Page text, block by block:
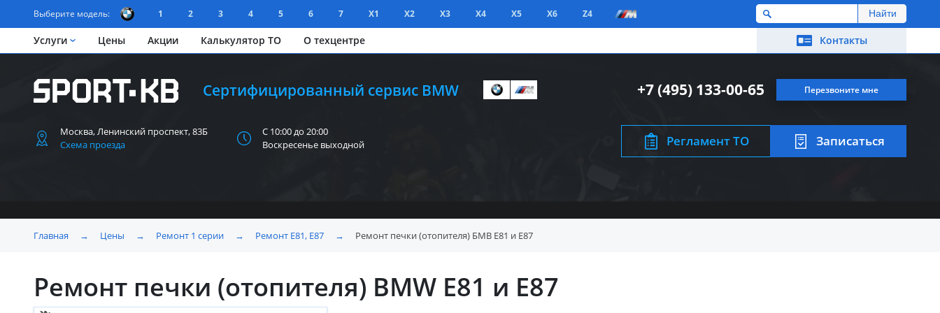
Выберите модель: 1 2 3 4 5 6 7 X1 X2 X3 X4 X5 X6 Z4
Услуги Цены Акции Калькулятор ТО О техцентре Контакты
Сертифицированный сервис BMW Перезвоните мне
+7 (495) 133-00-65
Москва, Ленинский проспект, 83Б
Схема проезда
С 10:00 до 20:00
Воскресенье выходной
Регламент ТО Записаться
Главная → Цены → Ремонт 1 серии → Ремонт Е81, E87 → Ремонт печки (отопителя) БМВ E81 и E87
Ремонт печки (отопителя) BMW E81 и E87